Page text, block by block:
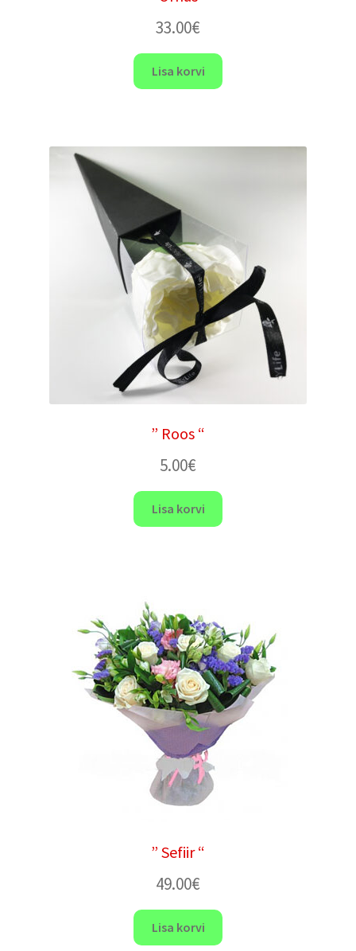
33.00€
Lisa korvi
” Roos “
5.00€
Lisa korvi
” Sefiir “
49.00€
Lisa korvi